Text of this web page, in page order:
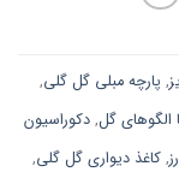
, پارچه مبلی گل گلی,
الگوهای گل, دکوراسیون
, کاغذ دیواری گل گلی,